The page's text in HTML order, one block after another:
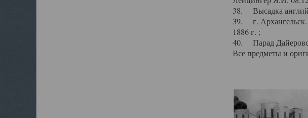
38. Высадка
39. г. Архангельск.
1886 г. ;
40. Парад
Все предметы и